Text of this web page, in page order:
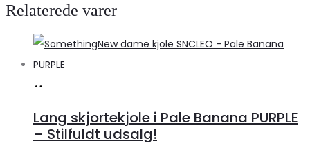
Relaterede varer
Klædeskabet.dk
Lang skjortekjole i Pale Banana PURPLE
– Stilfuldt udsalg!